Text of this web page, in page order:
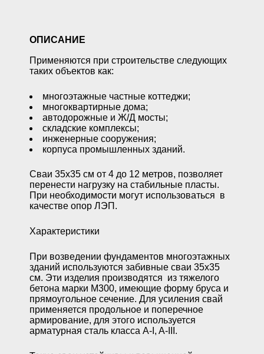
ОПИСАНИЕ
Применяются при строительстве следующих
таких объектов как:
многоэтажные частные коттеджи;
многоквартирные дома;
автодорожные и Ж/Д мосты;
складские комплексы;
инженерные сооружения;
корпуса промышленных зданий.
Сваи 35х35 см от 4 до 12 метров, позволяет
перенести нагрузку на стабильные пласты.
При необходимости могут использоваться в
качестве опор ЛЭП.
Характеристики
При возведении фундаментов многоэтажных
зданий используются забивные сваи 35х35
см. Эти изделия производятся из тяжелого
бетона марки М300, имеющие форму бруса и
прямоугольное сечение. Для усиления свай
применяется продольное и поперечное
армирование, для этого используется
арматурная сталь класса A-I, A-III.